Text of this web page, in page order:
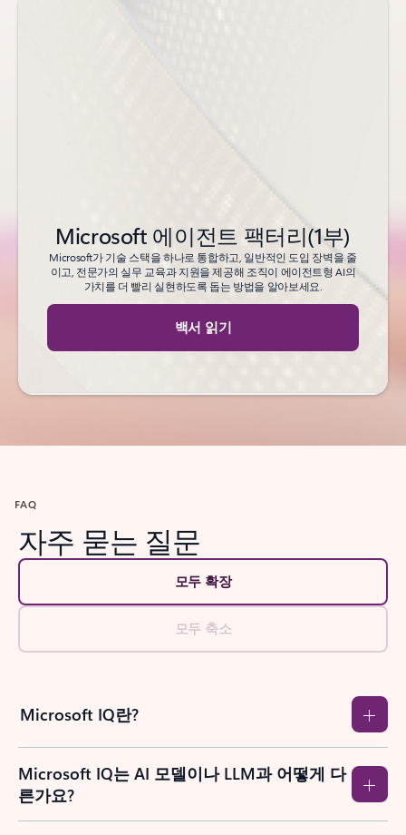
Microsoft 에이전트 팩터리(1부)
Microsoft가 기술 스택을 하나로 통합하고, 일반적인 도입 장벽을 줄
이고, 전문가의 실무 교육과 지원을 제공해 조직이 에이전트형 AI의
가치를 더 빨리 실현하도록 돕는 방법을 알아보세요.
백서 읽기
FAQ
자주 묻는 질문
모두 확장
모두 축소
Microsoft IQ란?
Microsoft IQ는 AI 모델이나 LLM과 어떻게 다
른가요?